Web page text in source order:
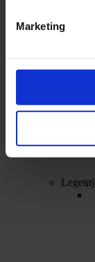
Marketing
Legetøj